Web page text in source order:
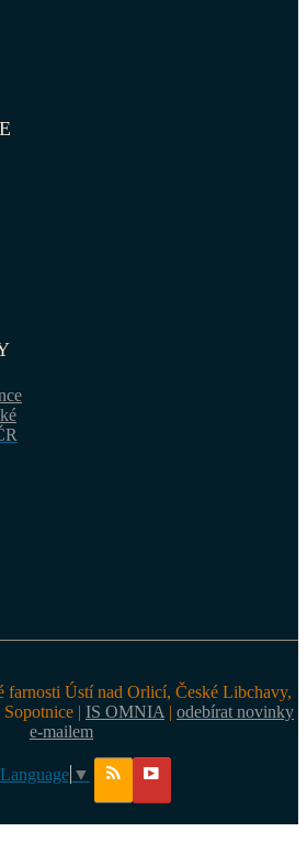
Ústí nad Orlicí, České Libchavy,
| IS OMNIA | odebírat novinky
e-mailem
▼